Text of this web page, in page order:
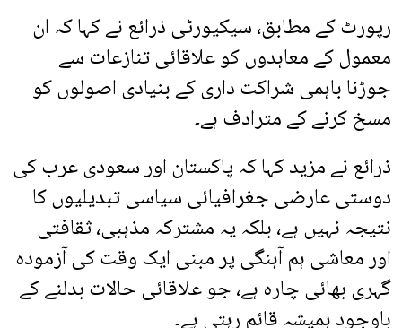
رپورٹ کے مطابق، سیکیورٹی ذرائع نے کہا کہ ان
معمول کے معاہدوں کو علاقائی تنازعات سے
جوڑنا باہمی شراکت داری کے بنیادی اصولوں کو
مسخ کرنے کے مترادف ہے۔
ذرائع نے مزید کہا کہ پاکستان اور سعودی عرب کی
دوستی عارضی جغرافیائی سیاسی تبدیلیوں کا
نتیجہ نہیں ہے، بلکہ یہ مشترکہ مذہبی، ثقافتی
اور معاشی ہم آہنگی پر مبنی ایک وقت کی آزمودہ
گہری بھائی چارہ ہے، جو علاقائی حالات بدلنے کے